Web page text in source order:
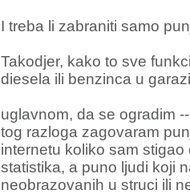
I treba li zabraniti samo
Takodjer, kako to sve
diesela ili benzinca u
uglavnom, da se ogradim
tog razloga zagovaram
internetu koliko sam
statistika, a puno ljudi koji
neobrazovanih u struci ili